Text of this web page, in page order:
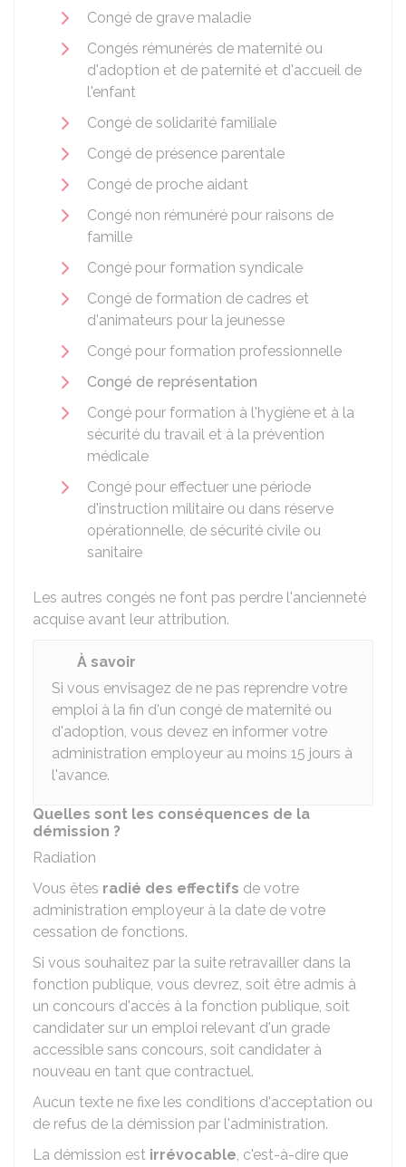
Congé de grave maladie
Congés rémunérés de maternité ou
d'adoption et de paternité et d'accueil de
l'enfant
Congé de solidarité familiale
Congé de présence parentale
Congé de proche aidant
Congé non rémunéré pour raisons de
famille
Congé pour formation syndicale
Congé de formation de cadres et
d'animateurs pour la jeunesse
Congé pour formation professionnelle
Congé de représentation
Congé pour formation à l'hygiène et à la
sécurité du travail et à la prévention
médicale
Congé pour effectuer une période
d'instruction militaire ou dans réserve
opérationnelle, de sécurité civile ou
sanitaire
Les autres congés ne font pas perdre l'ancienneté
acquise avant leur attribution.
À savoir
Si vous envisagez de ne pas reprendre votre
emploi à la fin d'un congé de maternité ou
d'adoption, vous devez en informer votre
administration employeur au moins 15 jours à
l'avance.
Quelles sont les conséquences de la
démission ?
Radiation
Vous êtes radié des effectifs de votre
administration employeur à la date de votre
cessation de fonctions.
Si vous souhaitez par la suite retravailler dans la
fonction publique, vous devrez, soit être admis à
un concours d'accès à la fonction publique, soit
candidater sur un emploi relevant d'un grade
accessible sans concours, soit candidater à
nouveau en tant que contractuel.
Aucun texte ne fixe les conditions d'acceptation ou
de refus de la démission par l'administration.
La démission est irrévocable, c'est-à-dire que